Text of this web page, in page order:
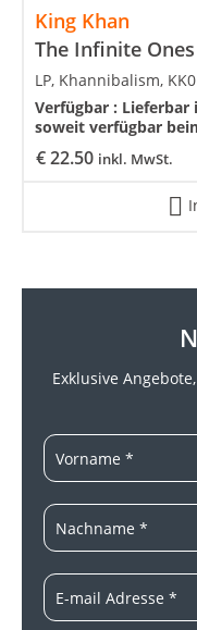
King Khan
The Infinite Ones
€22.50 inkl. MwSt.
LP, Khannibalism,
Verfügbar : Lieferbar
soweit verfügbar
Exklusive